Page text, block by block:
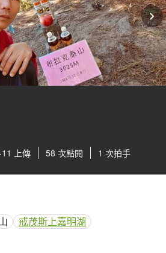
上傳 58 次點閱 1 次拍手
戒茂斯上嘉明湖